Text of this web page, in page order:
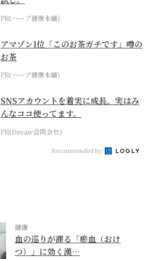
PR(ハーブ健康本舗)
アマゾン1位「このお茶ガチです」噂の
お茶
PR(ハーブ健康本舗)
SNSアカウントを着実に成長。実はみ
んなココ使ってます。
PR(Dreaw合同会社)
Recommended by
健康
血の巡りが滞る「瘀血（おけ
つ）」に効く漢…